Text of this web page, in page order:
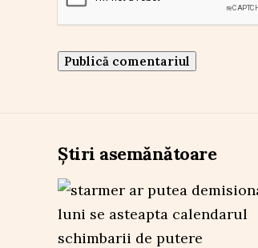
Știri asemănătoare